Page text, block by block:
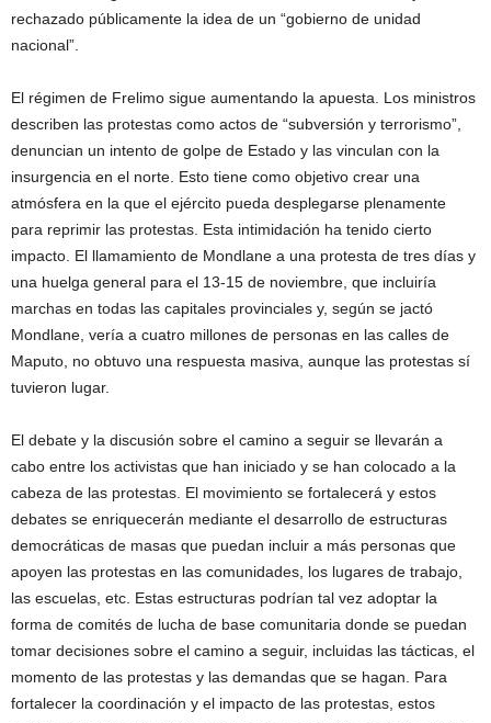
rechazado públicamente la idea de un “gobierno de unidad
nacional”.
El régimen de Frelimo sigue aumentando la apuesta. Los ministros
describen las protestas como actos de “subversión y terrorismo”,
denuncian un intento de golpe de Estado y las vinculan con la
insurgencia en el norte. Esto tiene como objetivo crear una
atmósfera en la que el ejército pueda desplegarse plenamente
para reprimir las protestas. Esta intimidación ha tenido cierto
impacto. El llamamiento de Mondlane a una protesta de tres días y
una huelga general para el 13-15 de noviembre, que incluiría
marchas en todas las capitales provinciales y, según se jactó
Mondlane, vería a cuatro millones de personas en las calles de
Maputo, no obtuvo una respuesta masiva, aunque las protestas sí
tuvieron lugar.
El debate y la discusión sobre el camino a seguir se llevarán a
cabo entre los activistas que han iniciado y se han colocado a la
cabeza de las protestas. El movimiento se fortalecerá y estos
debates se enriquecerán mediante el desarrollo de estructuras
democráticas de masas que puedan incluir a más personas que
apoyen las protestas en las comunidades, los lugares de trabajo,
las escuelas, etc. Estas estructuras podrían tal vez adoptar la
forma de comités de lucha de base comunitaria donde se puedan
tomar decisiones sobre el camino a seguir, incluidas las tácticas, el
momento de las protestas y las demandas que se hagan. Para
fortalecer la coordinación y el impacto de las protestas, estos